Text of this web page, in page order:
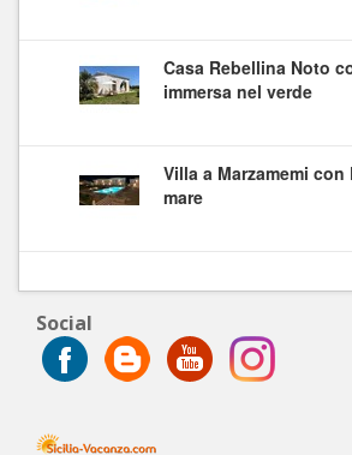
Casa Rebellina Noto
immersa nel verde
Villa a Marzamemi
mare
Social